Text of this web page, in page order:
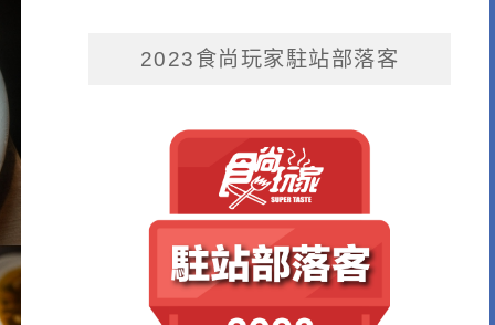
2023食尚玩家駐站部落客